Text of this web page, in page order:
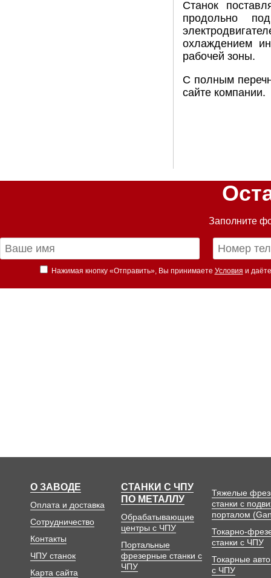
Станок
продольно
охлаждением
рабочей зоны.
С полным
сайте компании.
Заполните
Нажимая кнопку «Отправить», Вы принимаете Условия и
О ЗАВОДЕ
Оплата и доставка
Сотрудничество
Контакты
ЧПУ станок
Карта сайта
СТАНКИ С ЧПУ
ПО МЕТАЛЛУ
Обрабатывающие
центры с ЧПУ
Портальные
фрезерные станки с
ЧПУ
Тяжелые
станки с
порталом
Токарно-
станки с ЧПУ
Токарные
с ЧПУ